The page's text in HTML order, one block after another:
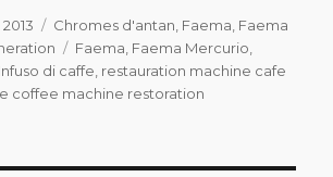
Catégories
Chromes d'antan, Faema, Faema
Étiquettes
Faema, Faema Mercurio,
Infuso di caffe, restauration machine cafe
coffee machine restoration